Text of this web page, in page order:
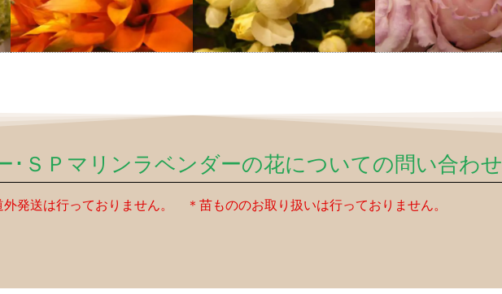
･ＳＰマリンラベンダーの花についての問い合わせ
外発送は行っておりません。 ＊苗もののお取り扱いは行っておりません。